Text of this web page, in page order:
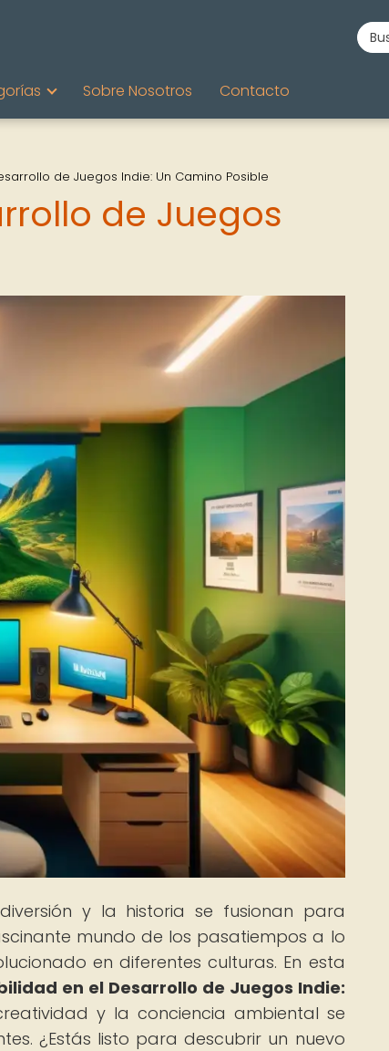
Sobre Nosotros Contacto
de Juegos Indie: Un Camino Posible
de Juegos
y la historia se fusionan para
mundo de los pasatiempos a lo
en diferentes culturas. En esta
en el Desarrollo de Juegos Indie:
y la conciencia ambiental se
¿Estás listo para descubrir un nuevo